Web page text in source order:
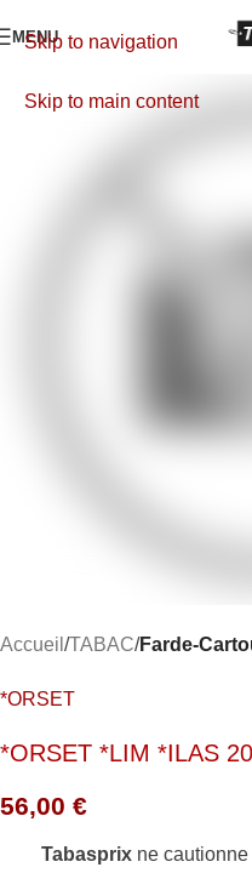
Skip to navigation
Skip to main content
MENU
Accueil TABAC Farde-
*ORSET
*ORSET *LIM *ILAS
56,00 €
Tabasprix ne